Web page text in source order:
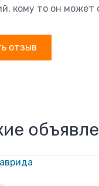
кому то он может
отзыв